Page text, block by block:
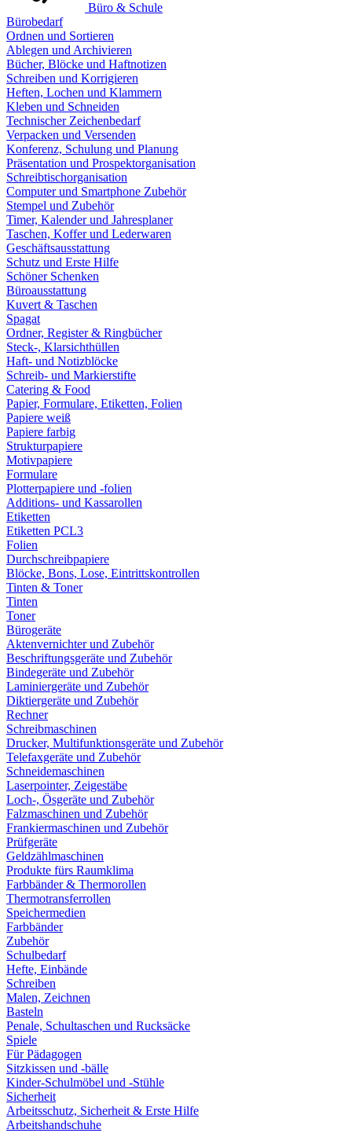
Büro & Schule
Bürobedarf
Ordnen und Sortieren
Ablegen und Archivieren
Bücher, Blöcke und Haftnotizen
Schreiben und Korrigieren
Heften, Lochen und Klammern
Kleben und Schneiden
Technischer Zeichenbedarf
Verpacken und Versenden
Konferenz, Schulung und Planung
Präsentation und Prospektorganisation
Schreibtischorganisation
Computer und Smartphone Zubehör
Stempel und Zubehör
Timer, Kalender und Jahresplaner
Taschen, Koffer und Lederwaren
Geschäftsausstattung
Schutz und Erste Hilfe
Schöner Schenken
Büroausstattung
Kuvert & Taschen
Spagat
Ordner, Register & Ringbücher
Steck-, Klarsichthüllen
Haft- und Notizblöcke
Schreib- und Markierstifte
Catering & Food
Papier, Formulare, Etiketten, Folien
Papiere weiß
Papiere farbig
Strukturpapiere
Motivpapiere
Formulare
Plotterpapiere und -folien
Additions- und Kassarollen
Etiketten
Etiketten PCL3
Folien
Durchschreibpapiere
Blöcke, Bons, Lose, Eintrittskontrollen
Tinten & Toner
Tinten
Toner
Bürogeräte
Aktenvernichter und Zubehör
Beschriftungsgeräte und Zubehör
Bindegeräte und Zubehör
Laminiergeräte und Zubehör
Diktiergeräte und Zubehör
Rechner
Schreibmaschinen
Drucker, Multifunktionsgeräte und Zubehör
Telefaxgeräte und Zubehör
Schneidemaschinen
Laserpointer, Zeigestäbe
Loch-, Ösgeräte und Zubehör
Falzmaschinen und Zubehör
Frankiermaschinen und Zubehör
Prüfgeräte
Geldzählmaschinen
Produkte fürs Raumklima
Farbbänder & Thermorollen
Thermotransferrollen
Speichermedien
Farbbänder
Zubehör
Schulbedarf
Hefte, Einbände
Schreiben
Malen, Zeichnen
Basteln
Penale, Schultaschen und Rucksäcke
Spiele
Für Pädagogen
Sitzkissen und -bälle
Kinder-Schulmöbel und -Stühle
Sicherheit
Arbeitsschutz, Sicherheit & Erste Hilfe
Arbeitshandschuhe